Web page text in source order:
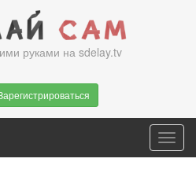
руками на sdelay.tv